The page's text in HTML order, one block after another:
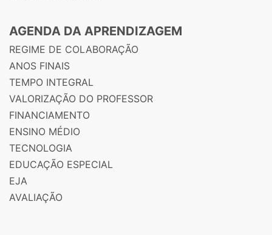
AGENDA DA APRENDIZAGEM
REGIME DE COLABORAÇÃO
ANOS FINAIS
TEMPO INTEGRAL
VALORIZAÇÃO DO PROFESSOR
FINANCIAMENTO
ENSINO MÉDIO
TECNOLOGIA
EDUCAÇÃO ESPECIAL
EJA
AVALIAÇÃO